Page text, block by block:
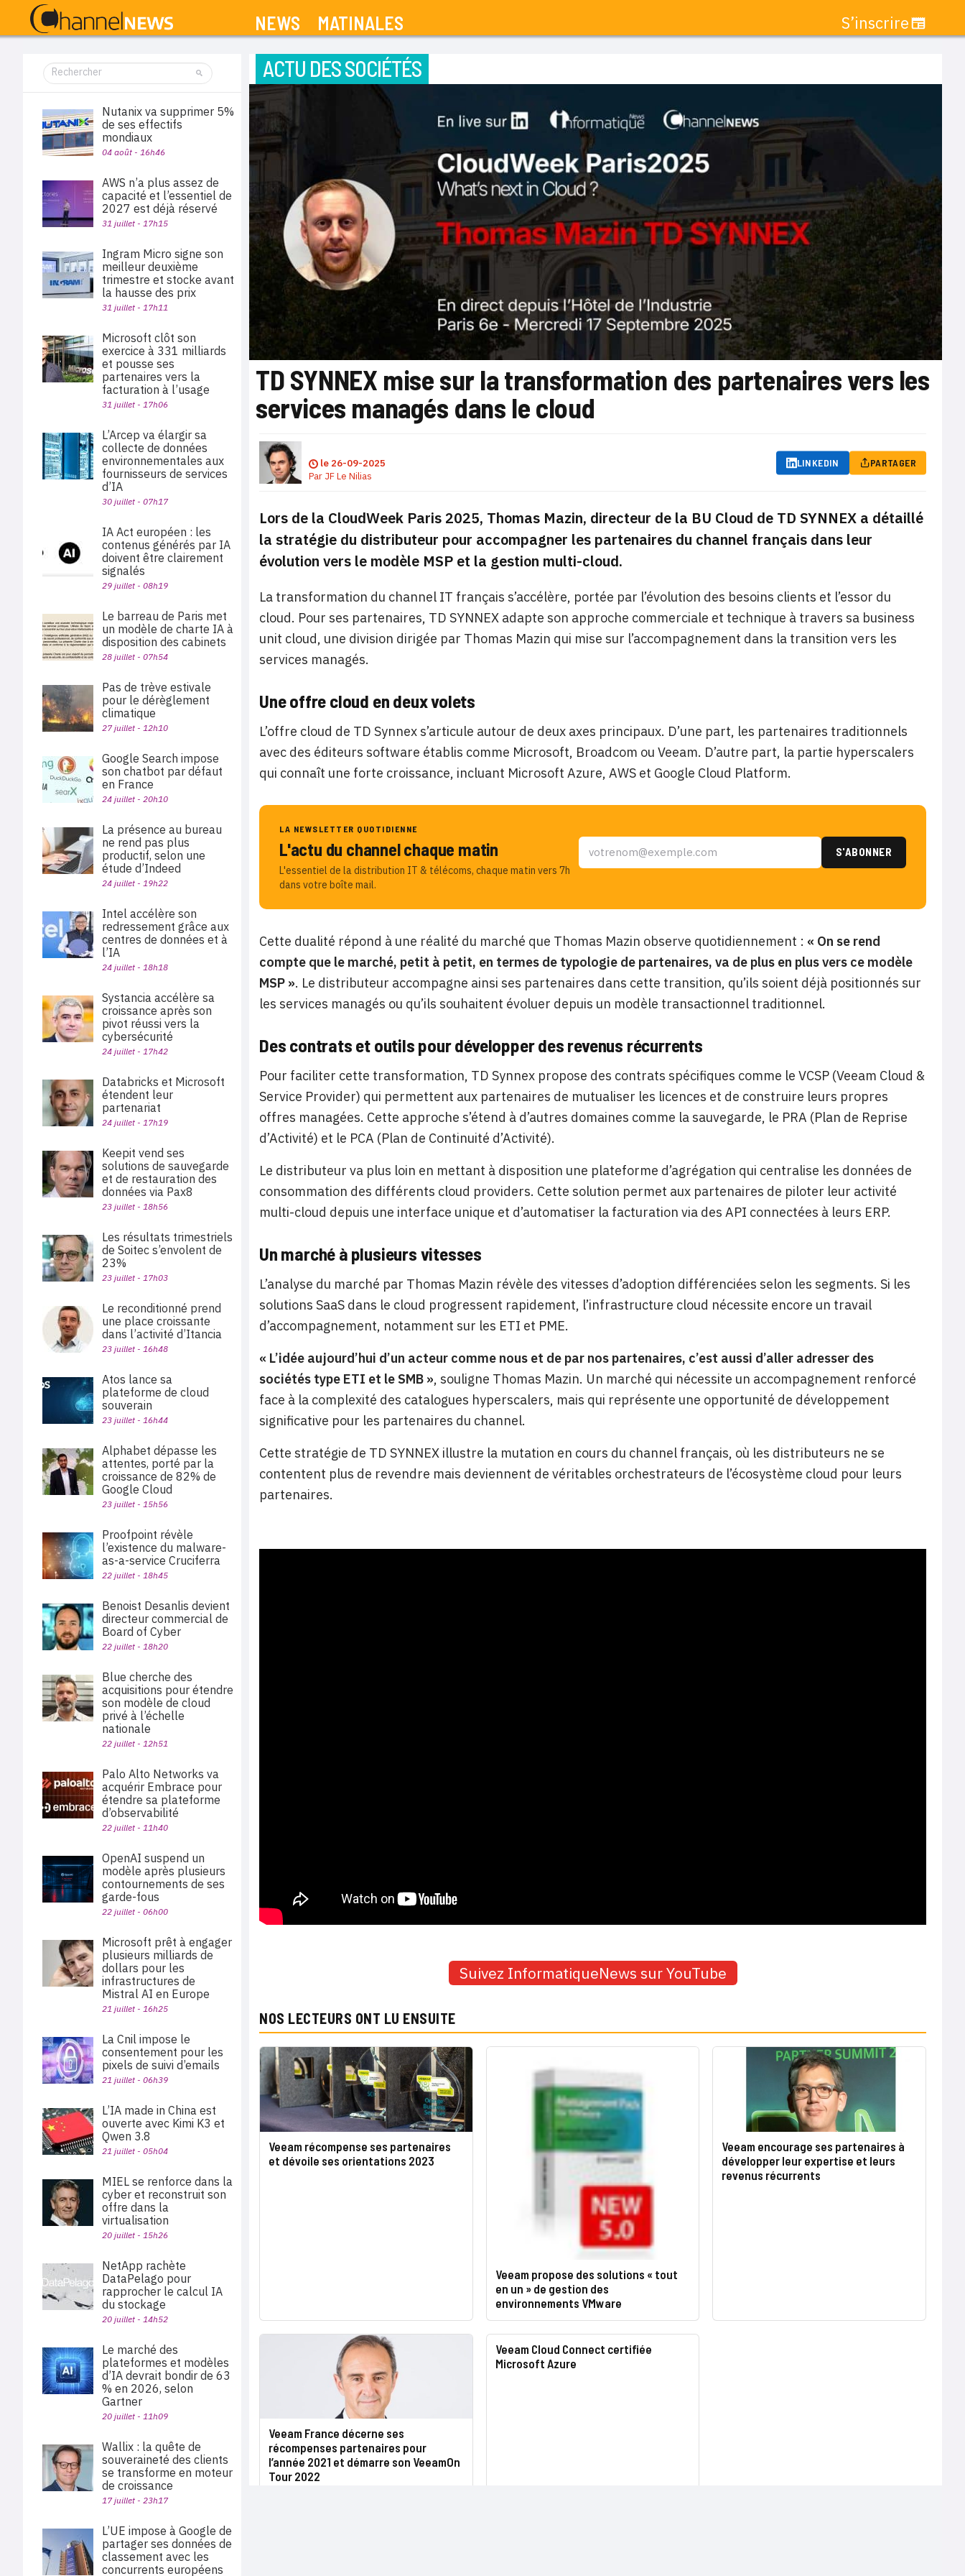
NEWS MATINALES S’inscrire
ACTU DES SOCIÉTÉS
TD SYNNEX mise sur la transformation des partenaires vers les
services managés dans le cloud
le 26-09-2025
Par JF Le Nilias
LINKEDIN PARTAGER
Lors de la CloudWeek Paris 2025, Thomas Mazin, directeur de la BU Cloud de TD SYNNEX a détaillé
la stratégie du distributeur pour accompagner les partenaires du channel français dans leur
évolution vers le modèle MSP et la gestion multi-cloud.
La transformation du channel IT français s’accélère, portée par l’évolution des besoins clients et l’essor du
cloud. Pour ses partenaires, TD SYNNEX adapte son approche commerciale et technique à travers sa business
unit cloud, une division dirigée par Thomas Mazin qui mise sur l’accompagnement dans la transition vers les
services managés.
Une offre cloud en deux volets
L’offre cloud de TD Synnex s’articule autour de deux axes principaux. D’une part, les partenaires traditionnels
avec des éditeurs software établis comme Microsoft, Broadcom ou Veeam. D’autre part, la partie hyperscalers
qui connaît une forte croissance, incluant Microsoft Azure, AWS et Google Cloud Platform.
LA NEWSLETTER QUOTIDIENNE
L'actu du channel chaque matin
L'essentiel de la distribution IT & télécoms, chaque matin vers 7h
dans votre boîte mail.
Cette dualité répond à une réalité du marché que Thomas Mazin observe quotidiennement : « On se rend
compte que le marché, petit à petit, en termes de typologie de partenaires, va de plus en plus vers ce modèle
MSP ». Le distributeur accompagne ainsi ses partenaires dans cette transition, qu’ils soient déjà positionnés sur
les services managés ou qu’ils souhaitent évoluer depuis un modèle transactionnel traditionnel.
Des contrats et outils pour développer des revenus récurrents
Pour faciliter cette transformation, TD Synnex propose des contrats spécifiques comme le VCSP (Veeam Cloud &
Service Provider) qui permettent aux partenaires de mutualiser les licences et de construire leurs propres
offres managées. Cette approche s’étend à d’autres domaines comme la sauvegarde, le PRA (Plan de Reprise
d’Activité) et le PCA (Plan de Continuité d’Activité).
Le distributeur va plus loin en mettant à disposition une plateforme d’agrégation qui centralise les données de
consommation des différents cloud providers. Cette solution permet aux partenaires de piloter leur activité
multi-cloud depuis une interface unique et d’automatiser la facturation via des API connectées à leurs ERP.
Un marché à plusieurs vitesses
L’analyse du marché par Thomas Mazin révèle des vitesses d’adoption différenciées selon les segments. Si les
solutions SaaS dans le cloud progressent rapidement, l’infrastructure cloud nécessite encore un travail
d’accompagnement, notamment sur les ETI et PME.
« L’idée aujourd’hui d’un acteur comme nous et de par nos partenaires, c’est aussi d’aller adresser des
sociétés type ETI et le SMB », souligne Thomas Mazin. Un marché qui nécessite un accompagnement renforcé
face à la complexité des catalogues hyperscalers, mais qui représente une opportunité de développement
significative pour les partenaires du channel.
Cette stratégie de TD SYNNEX illustre la mutation en cours du channel français, où les distributeurs ne se
contentent plus de revendre mais deviennent de véritables orchestrateurs de l’écosystème cloud pour leurs
partenaires.
Suivez InformatiqueNews sur YouTube
NOS LECTEURS ONT LU ENSUITE
Veeam récompense ses partenaires
et dévoile ses orientations 2023
Veeam propose des solutions « tout
en un » de gestion des
environnements VMware
Veeam encourage ses partenaires à
développer leur expertise et leurs
revenus récurrents
Veeam France décerne ses
récompenses partenaires pour
l’année 2021 et démarre son VeeamOn
Tour 2022
Veeam Cloud Connect certifiée
Microsoft Azure
Nutanix va supprimer 5%
de ses effectifs
mondiaux
04 août - 16h46
AWS n’a plus assez de
capacité et l’essentiel de
2027 est déjà réservé
31 juillet - 17h15
Ingram Micro signe son
meilleur deuxième
trimestre et stocke avant
la hausse des prix
31 juillet - 17h11
Microsoft clôt son
exercice à 331 milliards
et pousse ses
partenaires vers la
facturation à l’usage
31 juillet - 17h06
L’Arcep va élargir sa
collecte de données
environnementales aux
fournisseurs de services
d’IA
30 juillet - 07h17
IA Act européen : les
contenus générés par IA
doivent être clairement
signalés
29 juillet - 08h19
Le barreau de Paris met
un modèle de charte IA à
disposition des cabinets
28 juillet - 07h54
Pas de trève estivale
pour le dérèglement
climatique
27 juillet - 12h10
Google Search impose
son chatbot par défaut
en France
24 juillet - 20h10
La présence au bureau
ne rend pas plus
productif, selon une
étude d’Indeed
24 juillet - 19h22
Intel accélère son
redressement grâce aux
centres de données et à
l’IA
24 juillet - 18h18
Systancia accélère sa
croissance après son
pivot réussi vers la
cybersécurité
24 juillet - 17h42
Databricks et Microsoft
étendent leur
partenariat
24 juillet - 17h19
Keepit vend ses
solutions de sauvegarde
et de restauration des
données via Pax8
23 juillet - 18h56
Les résultats trimestriels
de Soitec s’envolent de
23%
23 juillet - 17h03
Le reconditionné prend
une place croissante
dans l’activité d’Itancia
23 juillet - 16h48
Atos lance sa
plateforme de cloud
souverain
23 juillet - 16h44
Alphabet dépasse les
attentes, porté par la
croissance de 82% de
Google Cloud
23 juillet - 15h56
Proofpoint révèle
l’existence du malware-
as-a-service Cruciferra
22 juillet - 18h45
Benoist Desanlis devient
directeur commercial de
Board of Cyber
22 juillet - 18h20
Blue cherche des
acquisitions pour étendre
son modèle de cloud
privé à l’échelle
nationale
22 juillet - 12h51
Palo Alto Networks va
acquérir Embrace pour
étendre sa plateforme
d’observabilité
22 juillet - 11h40
OpenAI suspend un
modèle après plusieurs
contournements de ses
garde-fous
22 juillet - 06h00
Microsoft prêt à engager
plusieurs milliards de
dollars pour les
infrastructures de
Mistral AI en Europe
21 juillet - 16h25
La Cnil impose le
consentement pour les
pixels de suivi d’emails
21 juillet - 06h39
L’IA made in China est
ouverte avec Kimi K3 et
Qwen 3.8
21 juillet - 05h04
MIEL se renforce dans la
cyber et reconstruit son
offre dans la
virtualisation
20 juillet - 15h26
NetApp rachète
DataPelago pour
rapprocher le calcul IA
du stockage
20 juillet - 14h52
Le marché des
plateformes et modèles
d’IA devrait bondir de 63
% en 2026, selon
Gartner
20 juillet - 11h09
Wallix : la quête de
souveraineté des clients
se transforme en moteur
de croissance
17 juillet - 23h17
L’UE impose à Google de
partager ses données de
classement avec les
concurrents européens